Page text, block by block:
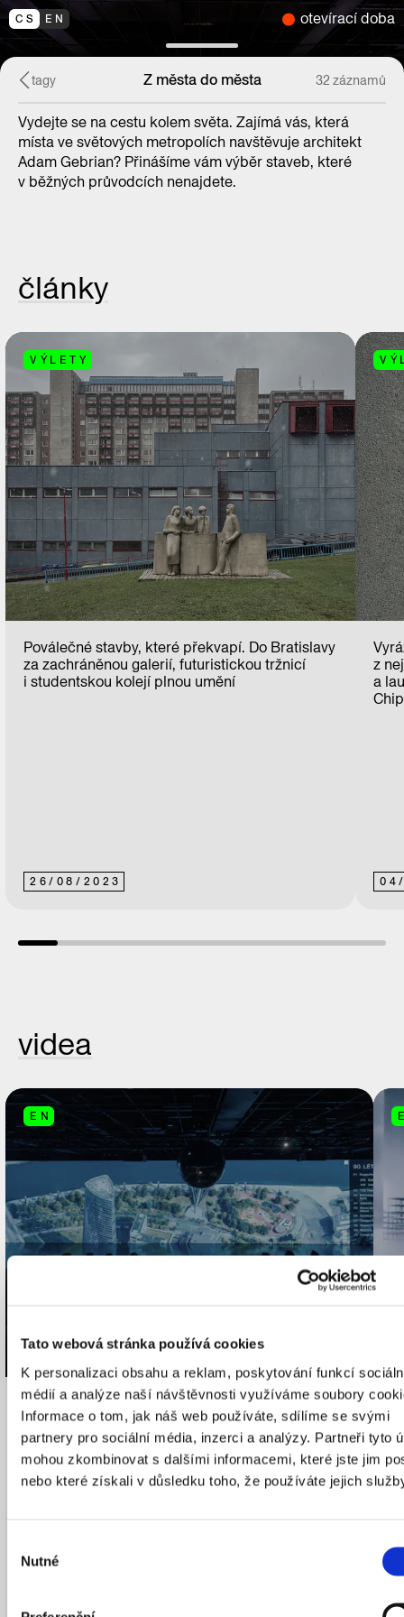
Tato webová stránka používá cookies
K personalizaci obsahu a reklam, poskytování funkcí
médií a analýze naší návštěvnosti využíváme soubory
Informace o tom, jak náš web používáte, sdílíme se svými
partnery pro sociální média, inzerci a analýzy. Partneři tyto
mohou zkombinovat s dalšími informacemi, které jste jim
nebo které získali v důsledku toho, že používáte jejich
souhlasu
Nutné
CS EN otevírací doba
tagy Z města do města 32 záznamů
Vydejte se na cestu kolem světa. Zajímá vás, která
místa ve světových metropolích navštěvuje architekt
Adam Gebrian? Přinášíme vám výběr staveb, které
v běžných průvodcích nenajdete.
články
VÝLETY
26/ 08/ 2023
Poválečné stavby, které překvapí. Do Bratislavy
za zachráněnou galerií, futuristickou tržnicí
i studentskou kolejí plnou umění
04
z
a
videa
EN
13/ 05/2026